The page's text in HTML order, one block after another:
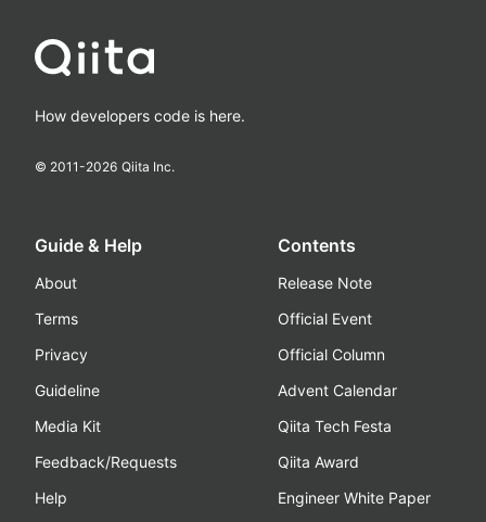
How developers code is here.
© 2011-2026 Qiita Inc.
Guide & Help
About
Terms
Privacy
Guideline
Media Kit
Feedback/Requests
Help
Contents
Release Note
Official Event
Official Column
Advent Calendar
Qiita Tech Festa
Qiita Award
Engineer White Paper